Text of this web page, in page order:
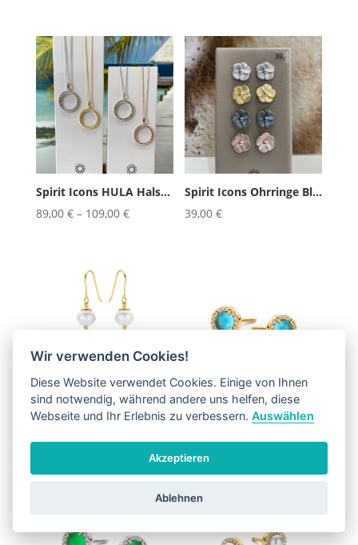
Spirit Icons HULA Halskette R...
89,00 €– 109,00 €
Spirit Icons Ohrringe Bloom
39,00€
Spirit Icons Ohrringe Confetti P...
Spirit Icons Ohrringe Euphoria Blue
Wir verwenden Cookies!
Diese Website verwendet Cookies. Einige von Ihnen
sind notwendig, während andere uns helfen, diese
Webseite und Ihr Erlebnis zu verbessern.Auswählen
Akzeptieren
Ablehnen